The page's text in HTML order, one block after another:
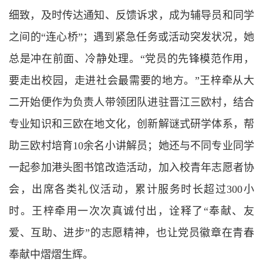
细致，及时传达通知、反馈诉求，成为辅导员和同学
之间的“连心桥”；遇到紧急任务或活动突发状况，她
总是冲在前面、冷静处理。 “党员的先锋模范作用，
要走出校园，走进社会最需要的地方。”王梓牵从大
二开始便作为负责人带领团队进驻晋江三欧村，结合
专业知识和三 欧在地文化，创新解谜式研学体系，帮
助三欧村培育10余名小讲解员； 她还与不同专业同学
一起参加港头图书馆改造活动， 加入校青年志愿者协
会， 出席各类礼仪活动， 累计服务时长超过300小
时。王梓牵用一次次真诚付出，诠释了“奉献、友
爱、互助、进步”的志愿精神，也让党员徽章在青春
奉献中熠熠生辉。